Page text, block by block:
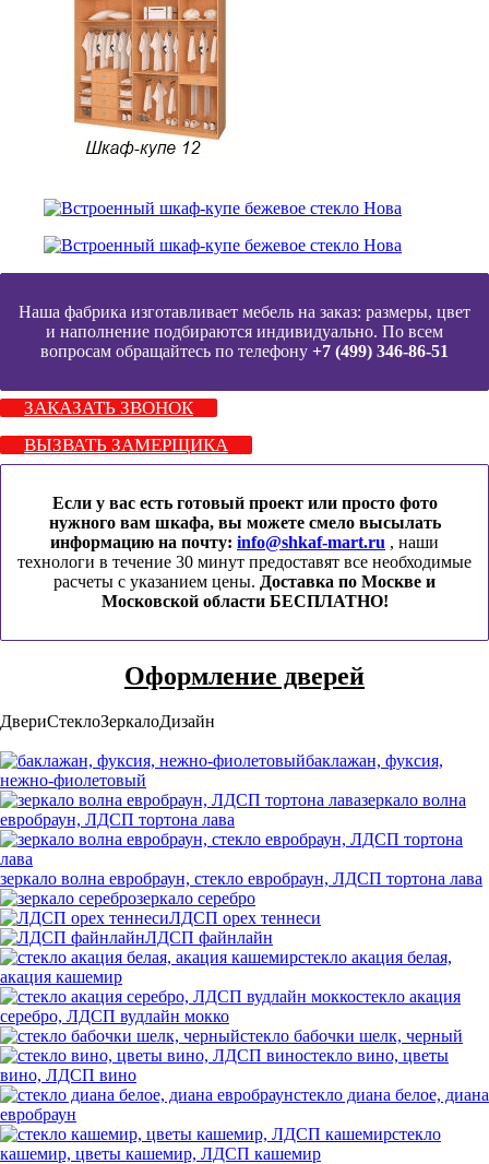
Наша фабрика изготавливает мебель на заказ: размеры, цвет
и наполнение подбираются индивидуально. По всем
вопросам обращайтесь по телефону +7 (499) 346-86-51
ЗАКАЗАТЬ ЗВОНОК
ВЫЗВАТЬ ЗАМЕРЩИКА
Если у вас есть готовый проект или просто фото
нужного вам шкафа, вы можете смело высылать
информацию на почту: info@shkaf-mart.ru , наши
технологи в течение 30 минут предоставят все необходимые
расчеты с указанием цены. Доставка по Москве и
Московской области БЕСПЛАТНО!
Оформление дверей
ДвериСтеклоЗеркалоДизайн
баклажан, фуксия,
нежно-фиолетовый
зеркало волна
евробраун, ЛДСП тортона лава
зеркало волна евробраун, стекло евробраун, ЛДСП тортона лава
зеркало серебро
ЛДСП орех теннеси
ЛДСП файнлайн
стекло акация белая,
акация кашемир
стекло акация
серебро, ЛДСП вудлайн мокко
стекло бабочки шелк, черный
стекло вино, цветы
вино, ЛДСП вино
стекло диана белое, диана
евробраун
стекло
кашемир, цветы кашемир, ЛДСП кашемир